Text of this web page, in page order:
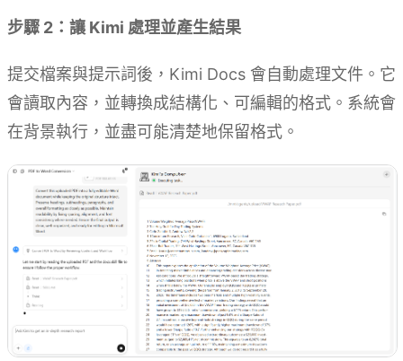
步驟 2：讓 Kimi 處理並產生結果
提交檔案與提示詞後，Kimi Docs 會自動處理文件。它
會讀取內容，並轉換成結構化、可編輯的格式。系統會
在背景執行，並盡可能清楚地保留格式。